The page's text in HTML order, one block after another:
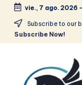
Saltar
vie., 7 ago. 2026 -
Subscribe to our
Subscribe Now!